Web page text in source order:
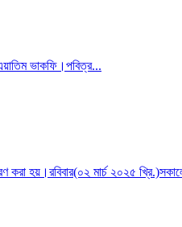
ভাকফি।পবিত্র...
করা হয়।রবিবার(০২ মার্চ ২০২৫